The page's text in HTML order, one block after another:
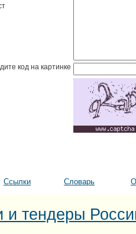
код на картинке
Ссылки Словарь
и тендеры